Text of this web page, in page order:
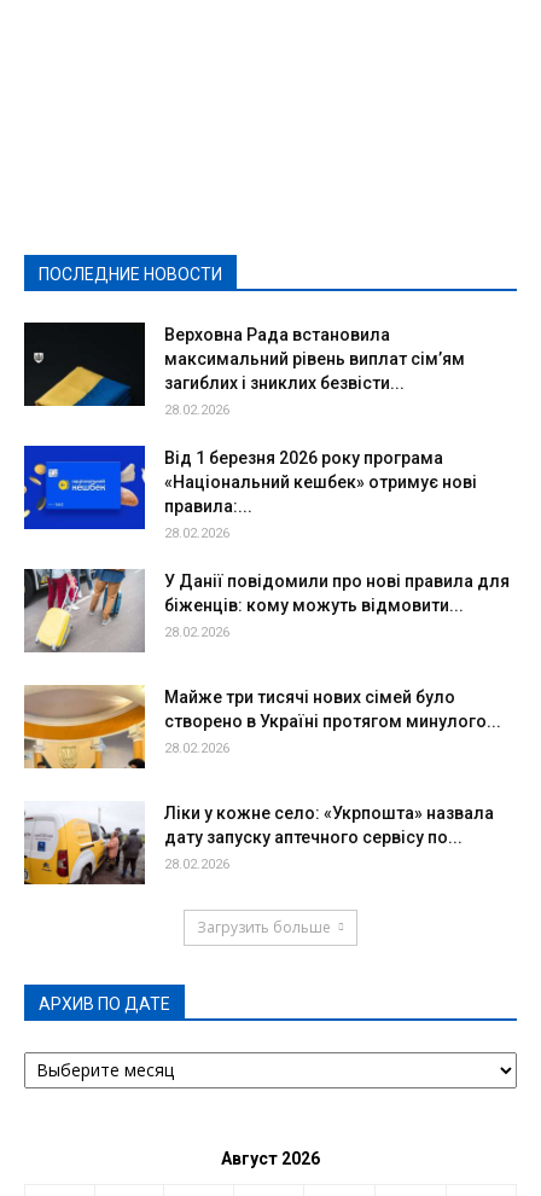
ПОСЛЕДНИЕ НОВОСТИ
Верховна Рада встановила
максимальний рівень виплат сім’ям
загиблих і зниклих безвісти...
28.02.2026
Від 1 березня 2026 року програма
«Національний кешбек» отримує нові
правила:...
28.02.2026
У Данії повідомили про нові правила для
біженців: кому можуть відмовити...
28.02.2026
Майже три тисячі нових сімей було
створено в Україні протягом минулого...
28.02.2026
Ліки у кожне село: «Укрпошта» назвала
дату запуску аптечного сервісу по...
28.02.2026
Загрузить больше
АРХИВ ПО ДАТЕ
АРХИВ
ПО
Август 2026